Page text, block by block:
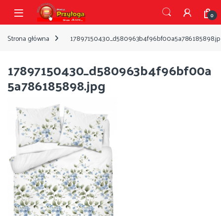
Przejdź do nawigacji
Przejdź do treści
Open 0
Strona główna
17897150430_d580963b4f96bf00a
5a786185898.jpg